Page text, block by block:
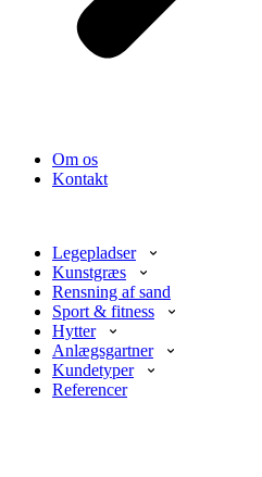
Om os
Kontakt
Legepladser
Kunstgræs
Rensning af sand
Sport & fitness
Hytter
Anlægsgartner
Kundetyper
Referencer